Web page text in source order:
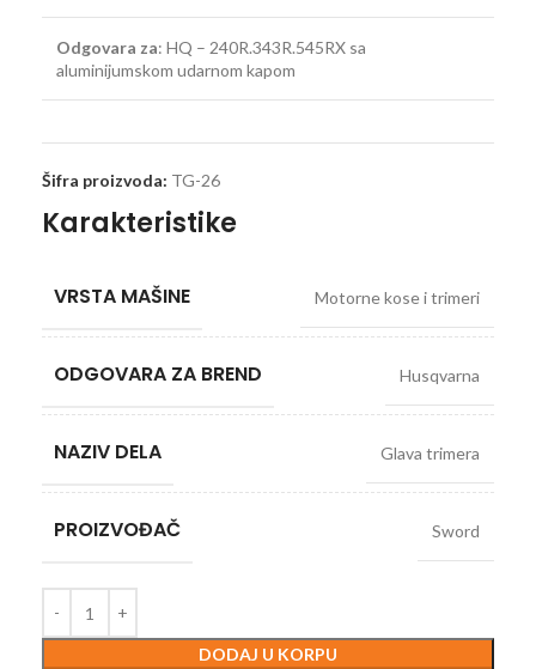
Odgovara za: HQ – 240R.343R.545RX sa
aluminijumskom udarnom kapom
Šifra proizvoda: TG-26
Karakteristike
VRSTA MAŠINE Motorne kose i trimeri
ODGOVARA ZA BREND Husqvarna
NAZIV DELA Glava trimera
PROIZVOĐAČ Sword
DODAJ U KORPU